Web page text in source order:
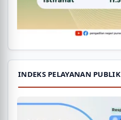
INDEKS PELAYANAN PUBLIK